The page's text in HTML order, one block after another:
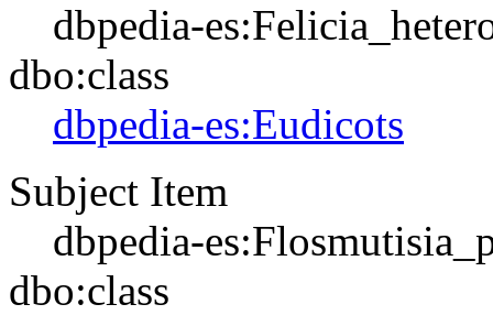
dbpedia-
dbo:class
dbpedia-es:Eudicots
Subject Item
dbpedia-
dbo:class